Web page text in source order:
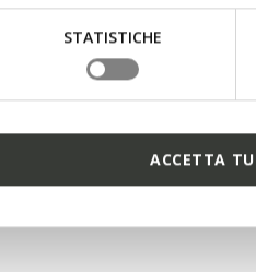
STATISTICHE
ACCETTA